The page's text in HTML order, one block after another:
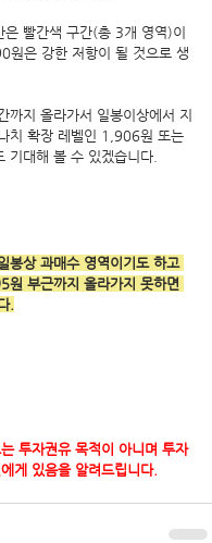
은 빨간색 구간(총 3개 영역)이
은 강한 저항이 될 것으로 생
까지 올라가서 일봉이상에서 지
치 확장 레벨인 1,906원 또는
기대해 볼 수 있겠습니다.
봉상 과매수 영역이기도 하고
원 부근까지 올라가지 못하면
.
투자권유 목적이 아니며 투자
게 있음을 알려드립니다.